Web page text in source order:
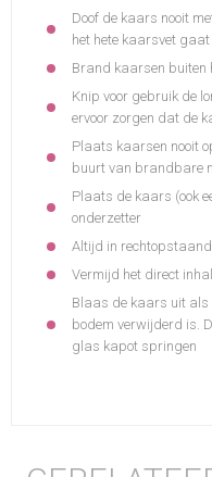
Doof de kaars nooit
het hete kaarsvet
Brand kaarsen buiten
Knip voor gebruik de
ervoor zorgen dat de
Plaats kaarsen nooit
buurt van brandbare
Plaats de kaars (ook
onderzetter
Altijd in
Vermijd het direct
Blaas de kaars uit als
bodem verwijderd is.
glas kapot springen